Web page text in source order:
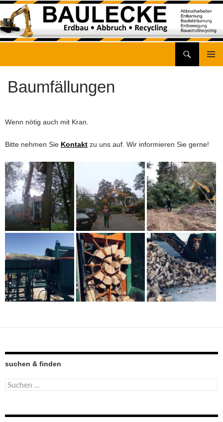
springen
Baumfällungen
Wenn nötig auch mit Kran.
Bitte nehmen Sie Kontakt zu uns auf. Wir informieren Sie gerne!
suchen & finden
Suchen
nach: